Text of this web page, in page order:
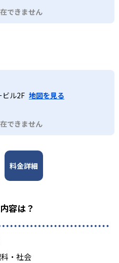
す。長野は
prefecture/nagano 山梨
す。長野は
prefecture/nagano 山梨
prefecture/yamanashi
す。長野は
prefecture/nagano 山梨
prefecture/yamanashi
できません
ビル2F 地図を見る
できません
料金詳細
容は？
・社会